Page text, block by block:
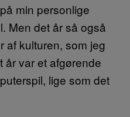
min personlige
Men det år så også
af kulturen, som jeg
år var et afgørende
lige som det